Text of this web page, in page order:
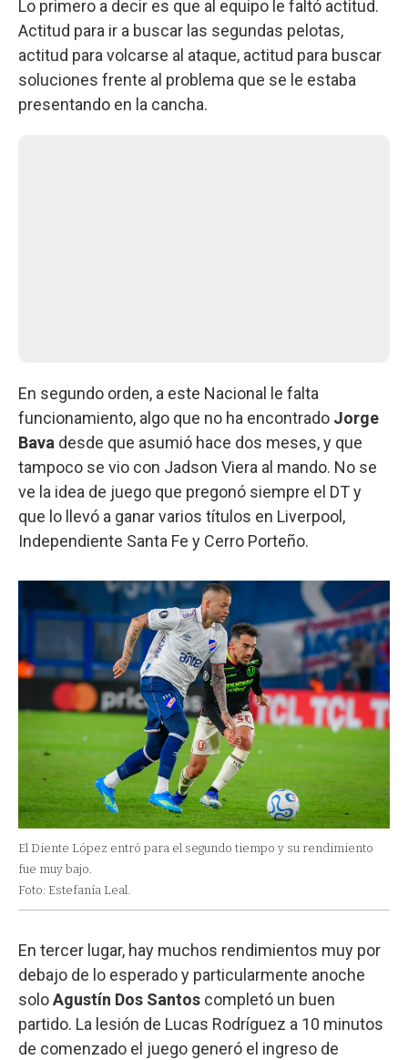
Lo primero a decir es que al equipo le faltó actitud.
Actitud para ir a buscar las segundas pelotas,
actitud para volcarse al ataque, actitud para buscar
soluciones frente al problema que se le estaba
presentando en la cancha.
En segundo orden, a este Nacional le falta
funcionamiento, algo que no ha encontrado Jorge
Bava desde que asumió hace dos meses, y que
tampoco se vio con Jadson Viera al mando. No se
ve la idea de juego que pregonó siempre el DT y
que lo llevó a ganar varios títulos en Liverpool,
Independiente Santa Fe y Cerro Porteño.
El Diente López entró para el segundo tiempo y su rendimiento
fue muy bajo.
Foto: Estefanía Leal.
En tercer lugar, hay muchos rendimientos muy por
debajo de lo esperado y particularmente anoche
soloAgustín Dos Santos completó un buen
partido. La lesión de Lucas Rodríguez a 10 minutos
de comenzado el juego generó el ingreso de